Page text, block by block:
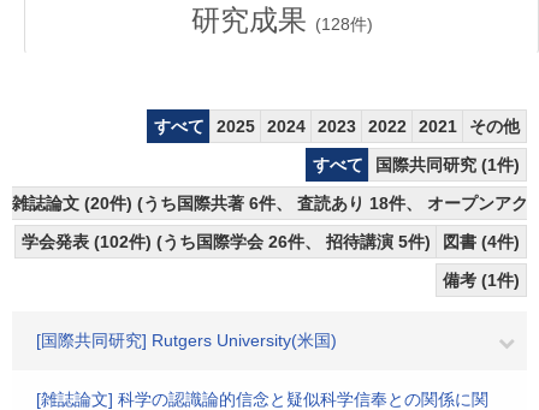
研究成果 (128件)
すべて 2025 2024 2023 2022 2021
その他
すべて
国際共同研究 (1件)
雑誌論文 (20件) (うち国際共著 6件、 査読あり 18件、 オープンアク
学会発表 (102件) (うち国際学会 26件、 招待講演 5件)
図書 (4件)
備考 (1件)
[国際共同研究] Rutgers University(米国)
[雑誌論文] 科学の認識論的信念と疑似科学信奉との関係に関